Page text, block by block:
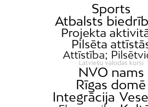
Sports
Atbalsts
Projekta
Pilsēta
Attīstība;
Latviešu valodas kursi
NVO nams
Rīgas domē
Integrācija